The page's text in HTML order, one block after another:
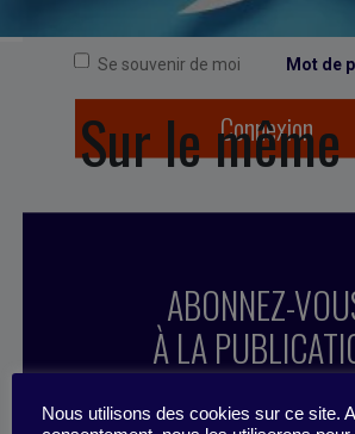
Se souvenir de moi Mot de
Connexion
ABONNEZ-
À LA
Sur le
Nous utilisons des cookies sur ce site.